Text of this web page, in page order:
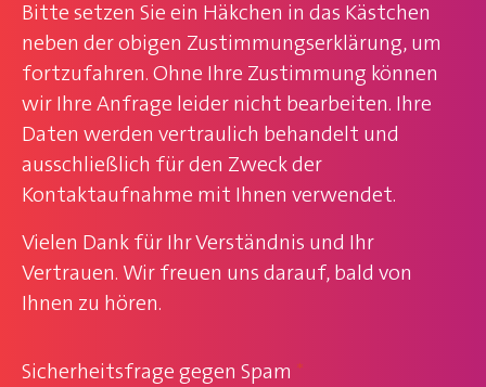
Bitte setzen Sie ein Häkchen in das Kästchen
neben der obigen Zustimmungserklärung, um
fortzufahren. Ohne Ihre Zustimmung können
wir Ihre Anfrage leider nicht bearbeiten. Ihre
Daten werden vertraulich behandelt und
ausschließlich für den Zweck der
Kontaktaufnahme mit Ihnen verwendet.
Vielen Dank für Ihr Verständnis und Ihr
Vertrauen. Wir freuen uns darauf, bald von
Ihnen zu hören.
Sicherheitsfrage gegen Spam *